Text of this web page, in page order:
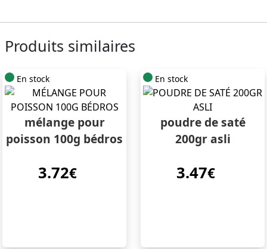
Produits similaires
En stock
mélange pour
poisson 100g bédros
3.72€
En stock
poudre de saté
200gr asli
3.47€